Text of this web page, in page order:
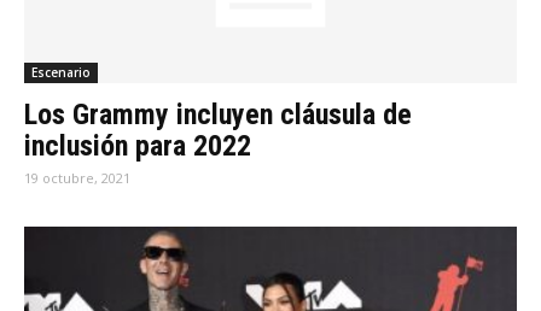
Escenario
Los Grammy incluyen cláusula de
inclusión para 2022
19 octubre, 2021